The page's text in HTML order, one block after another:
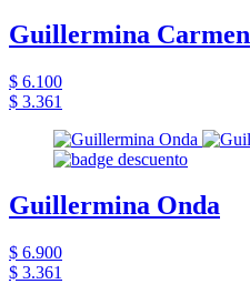
Guillermina Carmen
$ 6.100
$ 3.361
Guillermina Onda
$ 6.900
$ 3.361